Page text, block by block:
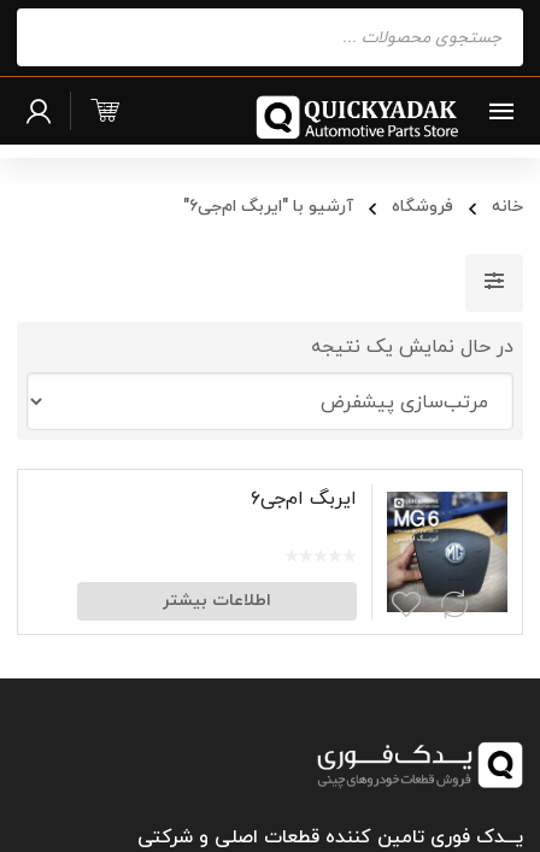
search
خانه فروشگاه آرشیو با "ایربگ ام‌جی۶"
در حال نمایش یک نتیجه
ایربگ ام‌جی۶
اطلاعات بیشتر
یـــدک فوری تامین کننده قطعات اصلی و شرکتی